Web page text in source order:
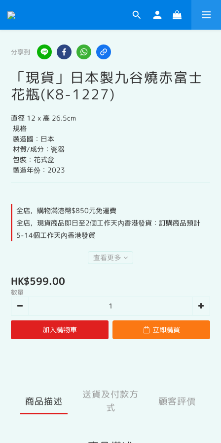
分享到
「現貨」日本製九谷燒赤富士
花瓶(K8-1227)
直徑 12 x 高 26.5cm
規格
製造國：日本
材質/成分：瓷器
包裝：花式盒
製造年份：2023
全店，購物滿港幣$850元免運費
全店，現貨商品即日至2個工作天內香港發貨：訂購商品預計
5-14個工作天內香港發貨
查看更多
HK$599.00
數量
加入購物車 立即購買
商品描述
送貨及付款方
式
顧客評價